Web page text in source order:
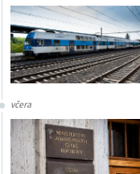
včera